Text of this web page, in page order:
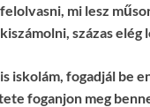
mi lesz
százas elég
iskolám, fogadjál be
foganjon meg